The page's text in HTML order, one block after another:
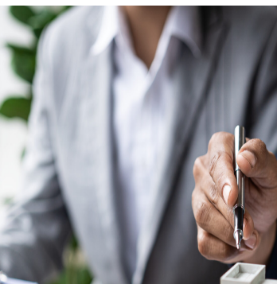
マンション投資はメリットが多い魅力的な投